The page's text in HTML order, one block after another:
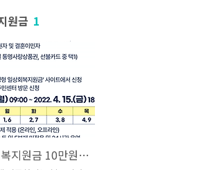
원금 1
통영형 일상회복지원금 10만원 대상 통영시 재난지원금 신청방법